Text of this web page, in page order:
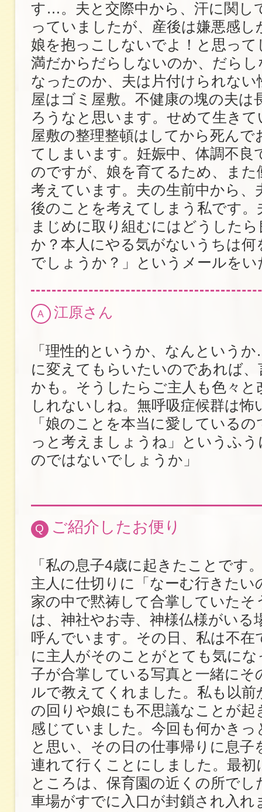
す…。夫と交際中から、汗に関し
っていましたが、産後は嫌悪感し
娘を抱っこしないでよ！と思って
満だからだらしないのか、だら
なったのか、夫は片付けられない
屋はゴミ屋敷。不健康の塊の夫は
ろうなと思います。せめて生き
屋敷の整理整頓はしてから死んで
てしまいます。妊娠中、体調不良
のですが、娘を育てるため、また
考えています。夫の生前中から、
後のことを考えてしまう私です。
まじめに取り組むにはどうした
か？本人にやる気がないうちは何
でしょうか？」というメールを
A 江原さん
「理性的というか、なんという
に変えてもらいたいのであれば
かも。そうしたらご主人も色々と
しれないしね。無呼吸症候群は怖
「娘のことを本当に愛している
っと考えましょうね」というふ
のではないでしょうか」
Q ご紹介したお便り
「私の息子4歳に起きたことです
主人に仕切りに「なーむ行きたい
家の中で黙祷して合掌していたそ
は、神社やお寺、神様仏様がいる
呼んでいます。その日、私は不在
に主人がそのことがとても気に
子が合掌している写真と一緒にそ
ルで教えてくれました。私も以前
の回りや娘にも不思議なことが起
感じていました。今回も何かき
と思い、その日の仕事帰りに息子
連れて行くことにしました。最初
ところは、保育園の近くの所でし
車場がすでに入口が封鎖され入れ